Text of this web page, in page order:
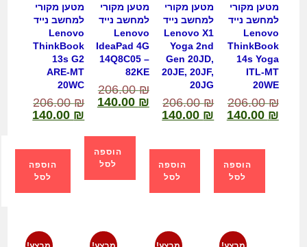
מטען מקורי
למחשב נייד
Lenovo
ThinkBook
14s Yoga
ITL-MT
20WE
206.00₪
140.00 ₪
הוספה
לסל
מטען מקורי
למחשב נייד
Lenovo X1
Yoga 2nd
Gen 20JD,
20JE, 20JF,
20JG
206.00₪
140.00 ₪
הוספה
לסל
מטען מקורי
למחשב נייד
Lenovo
IdeaPad 4G
14Q8C05 –
82KE
206.00₪
140.00 ₪
הוספה
לסל
מטען מקורי
למחשב נייד
Lenovo
ThinkBook
13s G2
ARE-MT
20WC
206.00₪
140.00 ₪
הוספה
לסל